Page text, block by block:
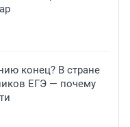
конец? В стране
ЕГЭ — почему